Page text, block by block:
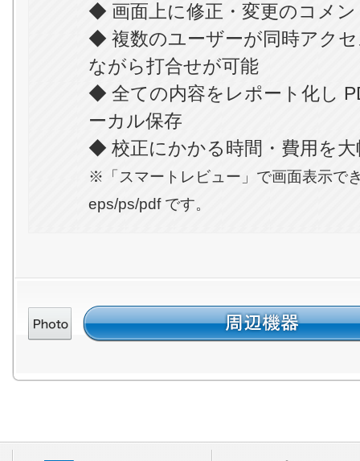
◆ 画面上に修正・変更のコメ
◆ 複数のユーザーが同時アク
ながら打合せが可能
◆ 全ての内容をレポート化し
ーカル保存
◆ 校正にかかる時間・費用を大
※「スマートレビュー」で画面表示で
eps/ps/pdf です。